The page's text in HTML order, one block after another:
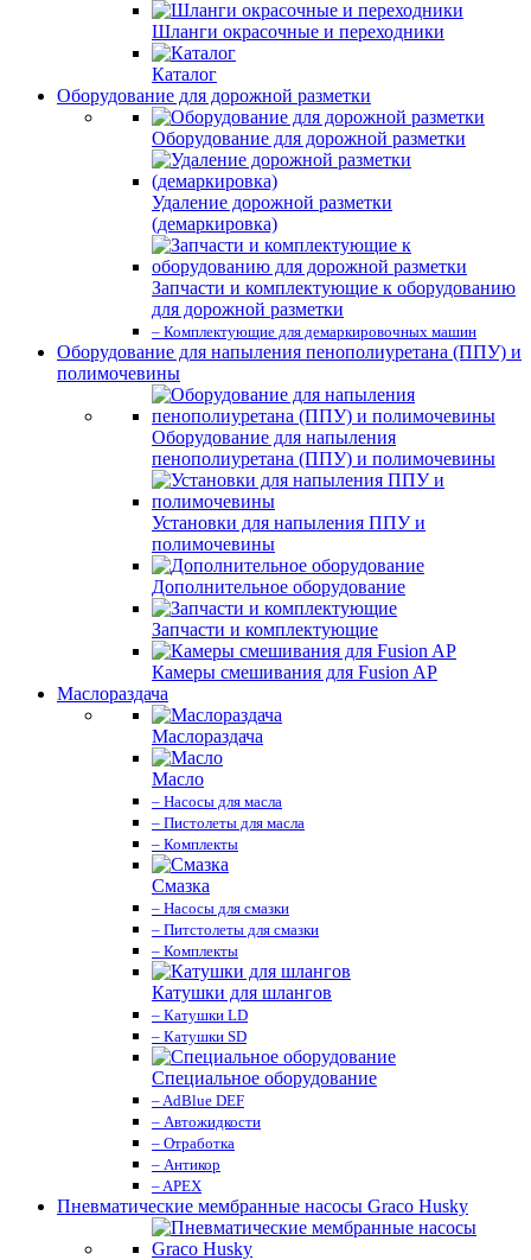
Шланги окрасочные и переходники
Каталог
Оборудование для дорожной разметки
Оборудование для дорожной разметки
Удаление дорожной разметки
(демаркировка)
Запчасти и комплектующие к оборудованию
для дорожной разметки
– Комплектующие для демаркировочных машин
Оборудование для напыления пенополиуретана (ППУ) и
полимочевины
Оборудование для напыления
пенополиуретана (ППУ) и полимочевины
Установки для напыления ППУ и
полимочевины
Дополнительное оборудование
Запчасти и комплектующие
Камеры смешивания для Fusion AP
Маслораздача
Маслораздача
Масло
– Насосы для масла
– Пистолеты для масла
– Комплекты
Смазка
– Насосы для смазки
– Питстолеты для смазки
– Комплекты
Катушки для шлангов
– Катушки LD
– Катушки SD
Специальное оборудование
– AdBlue DEF
– Автожидкости
– Отработка
– Антикор
– APEX
Пневматические мембранные насосы Graco Husky